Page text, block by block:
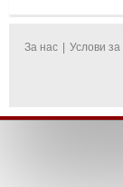
За нас Услови